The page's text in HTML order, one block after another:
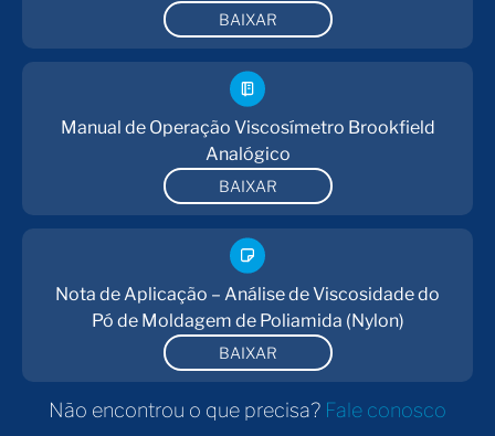
BAIXAR
Manual de Operação Viscosímetro Brookfield
Analógico
BAIXAR
Nota de Aplicação – Análise de Viscosidade do
Pó de Moldagem de Poliamida (Nylon)
BAIXAR
Não encontrou o que precisa? Fale conosco